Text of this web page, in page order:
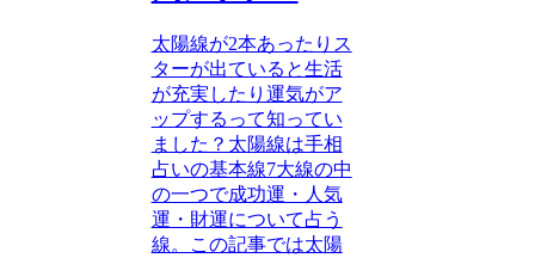
太陽線が2本あったりス
ターが出ていると生活
が充実したり運気がア
ップするって知ってい
ました？太陽線は手相
占いの基本線7大線の中
の一つで成功運・人気
運・財運について占う
線。この記事では太陽